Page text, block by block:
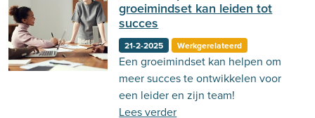
groeimindset kan leiden tot
succes
21-2-2025 Werkgerelateerd
Een groeimindset kan helpen om
meer succes te ontwikkelen voor
een leider en zijn team!
Lees verder